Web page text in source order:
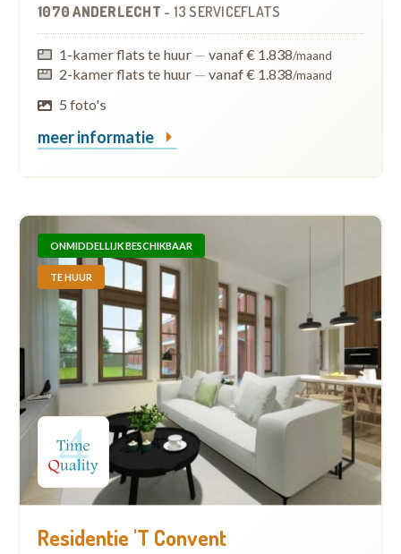
1070 ANDERLECHT - 13 SERVICEFLATS
1-kamer flats te huur — vanaf € 1.838/maand
2-kamer flats te huur — vanaf € 1.838/maand
5 foto's
meer informatie
ONMIDDELLIJK BESCHIKBAAR
TE HUUR
Residentie 'T Convent